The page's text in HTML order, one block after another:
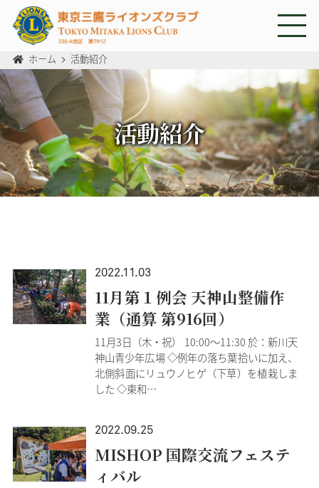
ホーム > 活動紹介
活動紹介
2022.11.03
11月第１例会 天神山整備作
業（通算 第916回）
11月3日（木・祝） 10:00～11:30 於：新川天
神山青少年広場 ◇例年の落ち葉拾いに加え、
北側斜面にリュウノヒゲ（下草）を植栽しま
した ◇東和…
2022.09.25
MISHOP 国際交流フェステ
ィバル